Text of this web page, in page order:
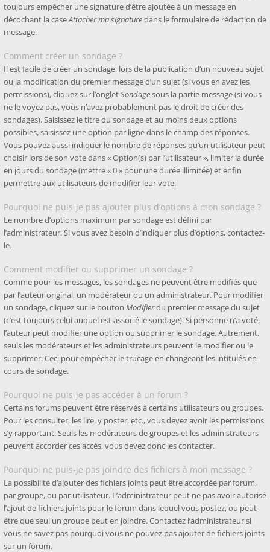
toujours empêcher une signature d’être ajoutée à un message en
décochant la caseAttacher ma signaturedans le formulaire de rédaction de
message.
Comment créer un sondage ?
Il est facile de créer un sondage, lors de la publication d’un nouveau sujet
ou la modification du premier message d’un sujet (si vous en avez les
permissions), cliquez sur l’ongletSondagesous la partie message (si vous
ne le voyez pas, vous n’avez probablement pas le droit de créer des
sondages). Saisissez le titre du sondage et au moins deux options
possibles, saisissez une option par ligne dans le champ des réponses.
Vous pouvez aussi indiquer le nombre de réponses qu’un utilisateur peut
choisir lors de son vote dans « Option(s) par l’utilisateur », limiter la durée
en jours du sondage (mettre « 0 » pour une durée illimitée) et enfin
permettre aux utilisateurs de modifier leur vote.
Pourquoi ne puis-je pas ajouter plus d’options à mon sondage ?
Le nombre d’options maximum par sondage est défini par
l’administrateur. Si vous avez besoin d’indiquer plus d’options, contactez-
le.
Comment modifier ou supprimer un sondage ?
Comme pour les messages, les sondages ne peuvent être modifiés que
par l’auteur original, un modérateur ou un administrateur. Pour modifier
un sondage, cliquez sur le bouton Modifierdu premier message du sujet
(c’est toujours celui auquel est associé le sondage). Si personne n’a voté,
l’auteur peut modifier une option ou supprimer le sondage. Autrement,
seuls les modérateurs et les administrateurs peuvent le modifier ou le
supprimer. Ceci pour empêcher le trucage en changeant les intitulés en
cours de sondage.
Pourquoi ne puis-je pas accéder à un forum ?
Certains forums peuvent être réservés à certains utilisateurs ou groupes.
Pour les consulter, les lire, y poster, etc., vous devez avoir les permissions
s’y rapportant. Seuls les modérateurs de groupes et les administrateurs
peuvent accorder ces accès, vous devez donc les contacter.
Pourquoi ne puis-je pas joindre des fichiers à mon message ?
La possibilité d’ajouter des fichiers joints peut être accordée par forum,
par groupe, ou par utilisateur. L’administrateur peut ne pas avoir autorisé
l’ajout de fichiers joints pour le forum dans lequel vous postez, ou peut-
être que seul un groupe peut en joindre. Contactez l’administrateur si
vous ne savez pas pourquoi vous ne pouvez pas ajouter de fichiers joints
sur un forum.